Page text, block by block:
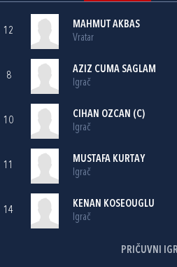
12
MAHMUT AKBAS
Vratar
8
AZIZ CUMA SAGLAM
Igrač
10
CIHAN OZCAN (C)
Igrač
11
MUSTAFA KURTAY
Igrač
14
KENAN KOSEOUGLU
Igrač
PRIČUVNI